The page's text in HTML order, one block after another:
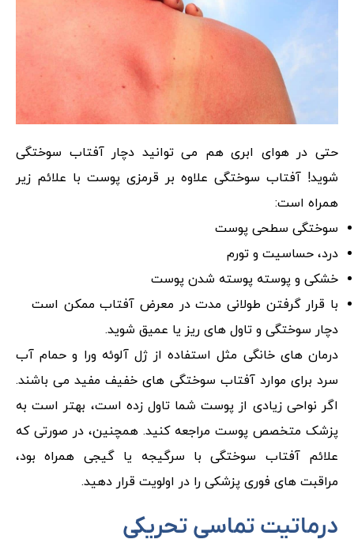
حتی در هوای ابری هم می توانید دچار آفتاب سوختگی
شوید! آفتاب سوختگی علاوه بر قرمزی پوست با علائم زیر
همراه است:
سوختگی سطحی پوست
درد، حساسیت و تورم
خشکی و پوسته پوسته شدن پوست
با قرار گرفتن طولانی مدت در معرض آفتاب ممکن است
دچار سوختگی و تاول های ریز یا عمیق شوید.
درمان های خانگی مثل استفاده از ژل آلوئه ورا و حمام آب
سرد برای موارد آفتاب سوختگی های خفیف مفید می باشند.
اگر نواحی زیادی از پوست شما تاول زده است، بهتر است به
پزشک متخصص پوست مراجعه کنید. همچنین، در صورتی که
علائم آفتاب سوختگی با سرگیجه یا گیجی همراه بود،
مراقبت های فوری پزشکی را در اولویت قرار دهید.
درماتیت تماسی تحریکی